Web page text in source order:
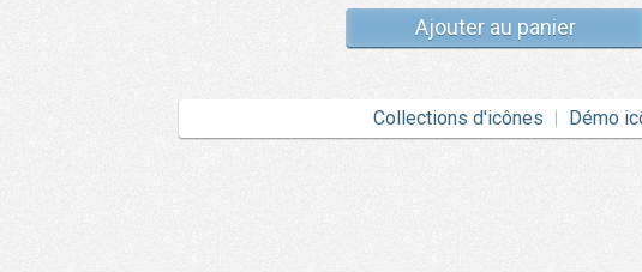
Ajouter au panier
Collections d'icônes Démo